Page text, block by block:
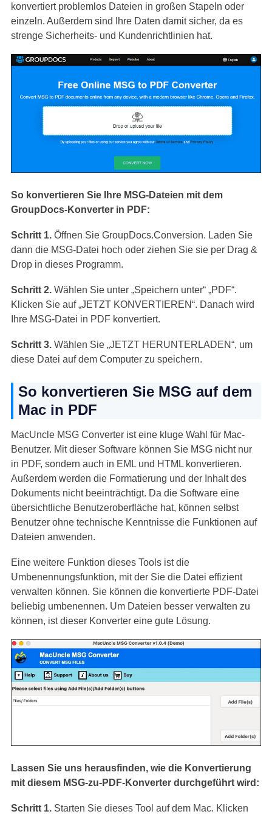
konvertiert problemlos Dateien in großen Stapeln oder
einzeln. Außerdem sind Ihre Daten damit sicher, da es
strenge Sicherheits- und Kundenrichtlinien hat.
So konvertieren Sie Ihre MSG-Dateien mit dem
GroupDocs-Konverter in PDF:
Schritt 1.Öffnen Sie GroupDocs.Conversion. Laden Sie
dann die MSG-Datei hoch oder ziehen Sie sie per Drag &
Drop in dieses Programm.
Schritt 2.Wählen Sie unter „Speichern unter“ „PDF“.
Klicken Sie auf „JETZT KONVERTIEREN“. Danach wird
Ihre MSG-Datei in PDF konvertiert.
Schritt 3.Wählen Sie „JETZT HERUNTERLADEN“, um
diese Datei auf dem Computer zu speichern.
So konvertieren Sie MSG auf dem
Mac in PDF
MacUncle MSG Converter ist eine kluge Wahl für Mac-
Benutzer. Mit dieser Software können Sie MSG nicht nur
in PDF, sondern auch in EML und HTML konvertieren.
Außerdem werden die Formatierung und der Inhalt des
Dokuments nicht beeinträchtigt. Da die Software eine
übersichtliche Benutzeroberfläche hat, können selbst
Benutzer ohne technische Kenntnisse die Funktionen auf
Dateien anwenden.
Eine weitere Funktion dieses Tools ist die
Umbenennungsfunktion, mit der Sie die Datei effizient
verwalten können. Sie können die konvertierte PDF-Datei
beliebig umbenennen. Um Dateien besser verwalten zu
können, ist dieser Konverter eine gute Lösung.
Lassen Sie uns herausfinden, wie die Konvertierung
mit diesem MSG-zu-PDF-Konverter durchgeführt wird:
Schritt 1.Starten Sie dieses Tool auf dem Mac. Klicken